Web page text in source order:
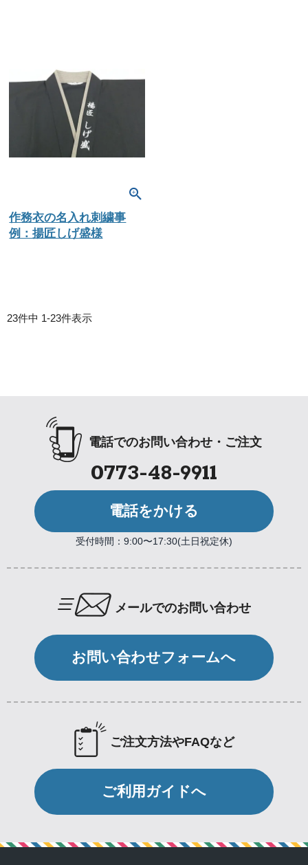
作務衣の名入れ刺繍事
例：揚匠しげ盛様
23件中 1-23件表示
電話でのお問い合わせ・ご注文
0773-48-9911
電話をかける
受付時間：9:00〜17:30(土日祝定休)
メールでのお問い合わせ
お問い合わせフォームへ
ご注文方法やFAQなど
ご利用ガイドへ